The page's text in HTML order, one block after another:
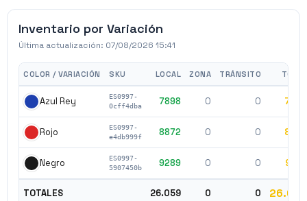
Inventario por Variación
Última actualización: 07/08/2026 15:41
COLOR / VARIACIÓN SKU LOCAL ZONA TRÁNSITO TOTAL
Azul Rey
ES0997-
0cff4dba
7898 0 0 7898
Rojo
ES0997-
e4db999f
8872 0 0 8872
Negro
ES0997-
5907450b
9289 0 0 9289
TOTALES 26.059 0 0 26.059